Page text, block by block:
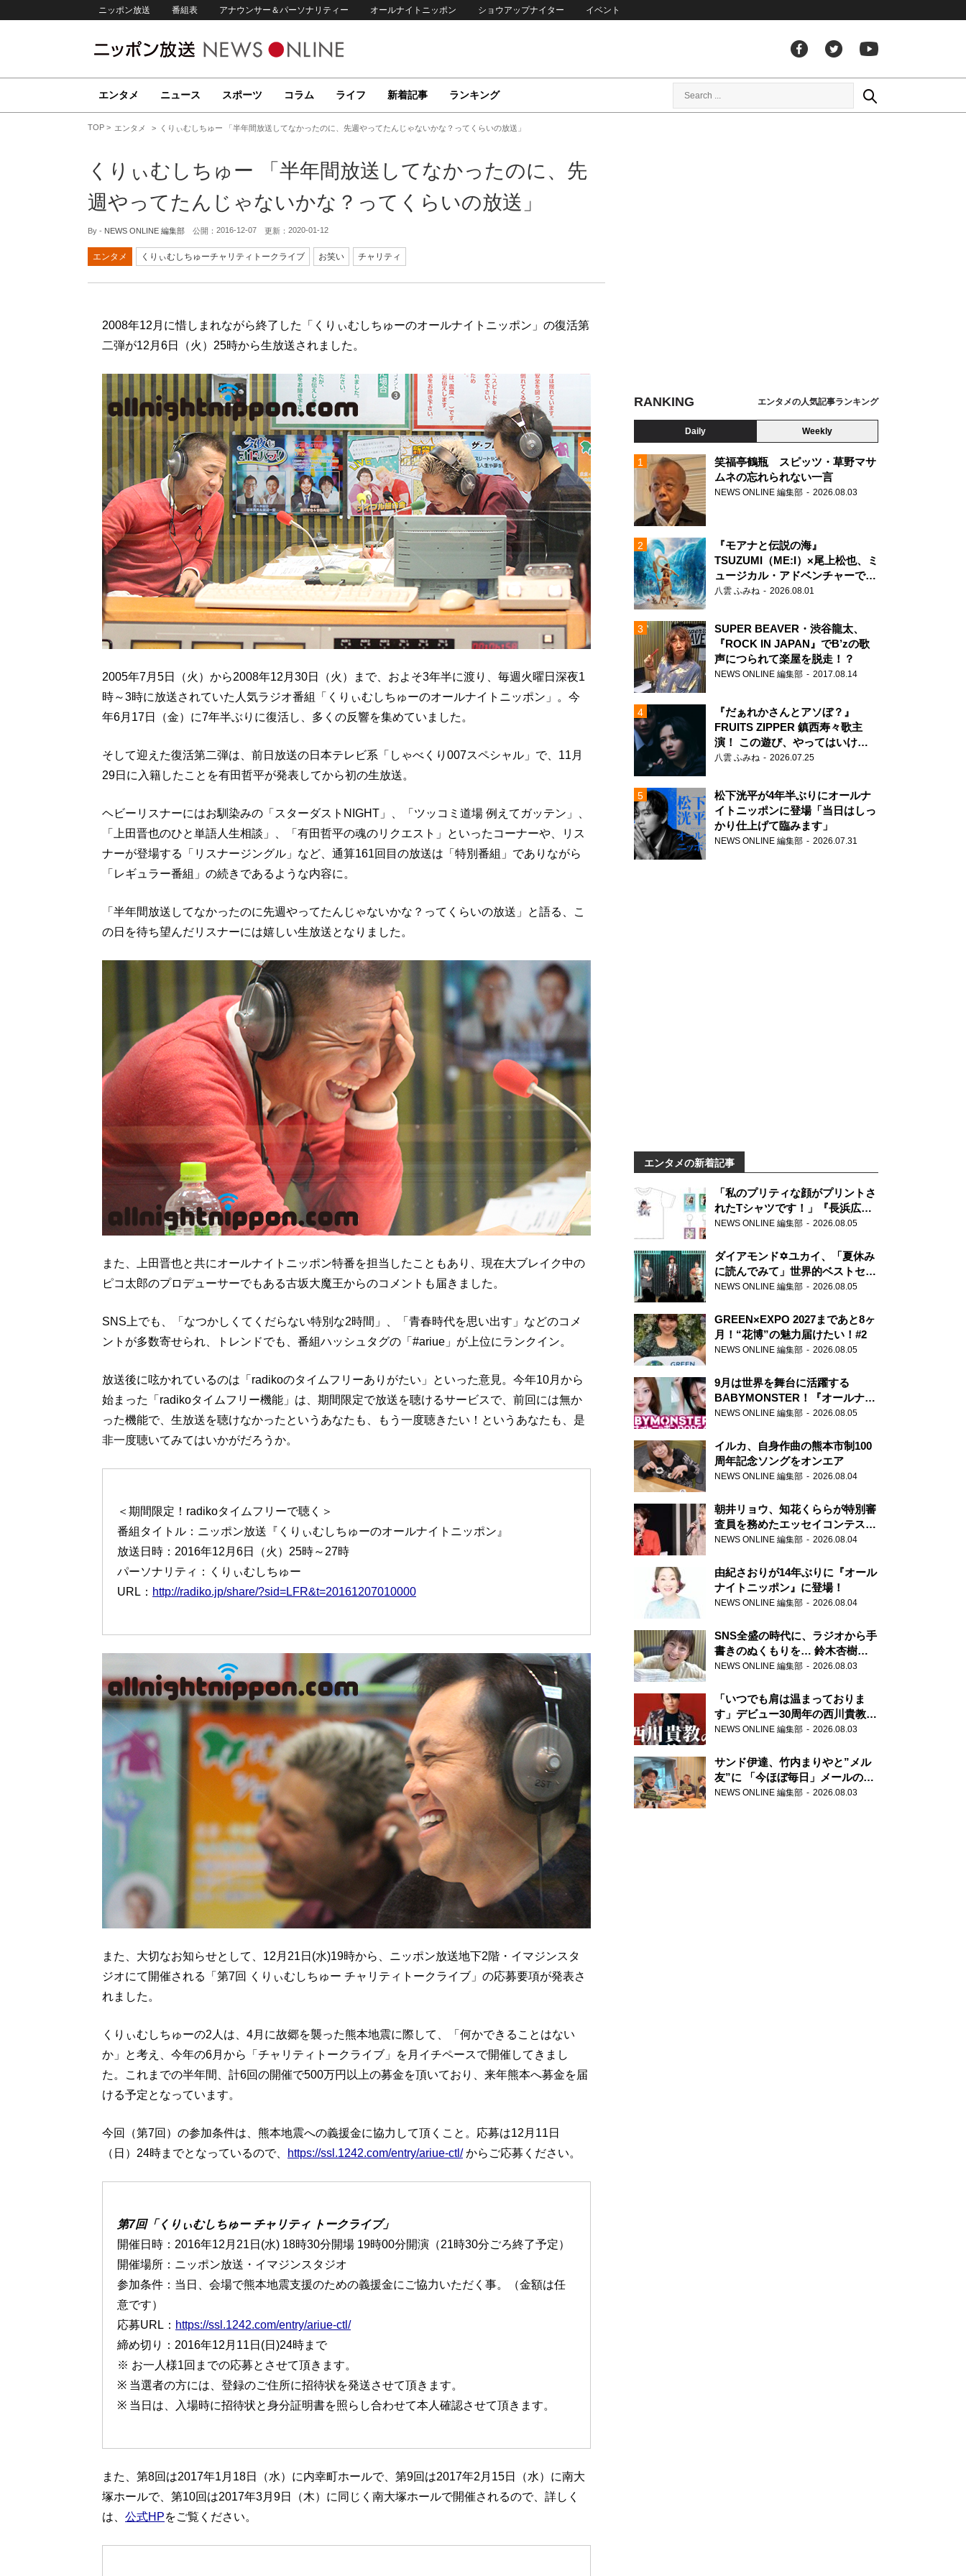
ニッポン放送 番組表 アナウンサー＆パーソナリティー オールナイトニッポン ショウアップナイター イベント
エンタメ ニュース スポーツ コラム ライフ 新着記事 ランキング
TOP エンタメ くりぃむしちゅー 「半年間放送してなかったのに、先週やってたんじゃないかな？ってくらいの放送」
くりぃむしちゅー 「半年間放送してなかったのに、先
週やってたんじゃないかな？ってくらいの放送」
By - NEWS ONLINE 編集部 公開： 2016-12-07 更新： 2020-01-12
エンタメ くりぃむしちゅーチャリティトークライブ お笑い チャリティ
2008年12月に惜しまれながら終了した「くりぃむしちゅーのオールナイトニッポン」の復活第
二弾が12月6日（火）25時から生放送されました。
2005年7月5日（火）から2008年12月30日（火）まで、およそ3年半に渡り、毎週火曜日深夜1
時～3時に放送されていた人気ラジオ番組「くりぃむしちゅーのオールナイトニッポン」。今
年6月17日（金）に7年半ぶりに復活し、多くの反響を集めていました。
そして迎えた復活第二弾は、前日放送の日本テレビ系「しゃべくり007スペシャル」で、11月
29日に入籍したことを有田哲平が発表してから初の生放送。
ヘビーリスナーにはお馴染みの「スターダストNIGHT」、「ツッコミ道場 例えてガッテン」、
「上田晋也のひと単語人生相談」、「有田哲平の魂のリクエスト」といったコーナーや、リス
ナーが登場する「リスナージングル」など、通算161回目の放送は「特別番組」でありながら
「レギュラー番組」の続きであるような内容に。
「半年間放送してなかったのに先週やってたんじゃないかな？ってくらいの放送」と語る、こ
の日を待ち望んだリスナーには嬉しい生放送となりました。
また、上田晋也と共にオールナイトニッポン特番を担当したこともあり、現在大ブレイク中の
ピコ太郎のプロデューサーでもある古坂大魔王からのコメントも届きました。
SNS上でも、「なつかしくてくだらない特別な2時間」、「青春時代を思い出す」などのコメ
ントが多数寄せられ、トレンドでも、番組ハッシュタグの「#ariue」が上位にランクイン。
放送後に呟かれているのは「radikoのタイムフリーありがたい」といった意見。今年10月から
始まった「radikoタイムフリー機能」は、期間限定で放送を聴けるサービスで、前回には無か
った機能で、生放送を聴けなかったというあなたも、もう一度聴きたい！というあなたも、是
非一度聴いてみてはいかがだろうか。
＜期間限定！radikoタイムフリーで聴く＞
番組タイトル：ニッポン放送『くりぃむしちゅーのオールナイトニッポン』
放送日時：2016年12月6日（火）25時～27時
パーソナリティ：くりぃむしちゅー
URL： http://radiko.jp/share/?sid=LFR&t=20161207010000
また、大切なお知らせとして、12月21日(水)19時から、ニッポン放送地下2階・イマジンスタ
ジオにて開催される「第7回 くりぃむしちゅー チャリティトークライブ」の応募要項が発表さ
れました。
くりぃむしちゅーの2人は、4月に故郷を襲った熊本地震に際して、「何かできることはない
か」と考え、今年の6月から「チャリティトークライブ」を月イチペースで開催してきまし
た。これまでの半年間、計6回の開催で500万円以上の募金を頂いており、来年熊本へ募金を届
ける予定となっています。
今回（第7回）の参加条件は、熊本地震への義援金に協力して頂くこと。応募は12月11日
（日）24時までとなっているので、
https://ssl.1242.com/entry/ariue-ctl/からご応募ください。
第7回「くりぃむしちゅー チャリティ トークライブ」
開催日時：2016年12月21日(水) 18時30分開場 19時00分開演（21時30分ごろ終了予定）
開催場所：ニッポン放送・イマジンスタジオ
参加条件：当日、会場で熊本地震支援のための義援金にご協力いただく事。（金額は任
意です）
応募URL： https://ssl.1242.com/entry/ariue-ctl/
締め切り：2016年12月11日(日)24時まで
※ お一人様1回までの応募とさせて頂きます。
※ 当選者の方には、登録のご住所に招待状を発送させて頂きます。
※ 当日は、入場時に招待状と身分証明書を照らし合わせて本人確認させて頂きます。
また、第8回は2017年1月18日（水）に内幸町ホールで、第9回は2017年2月15日（水）に南大
塚ホールで、第10回は2017年3月9日（木）に同じく南大塚ホールで開催されるので、詳しく
は、 公式HPをご覧ください。
RANKING エンタメの人気記事ランキング
Daily Weekly
笑福亭鶴瓶 スピッツ・草野マサ
ムネの忘れられない一言
NEWS ONLINE 編集部 2026.08.03
『モアナと伝説の海』
TSUZUMI（ME:I）×尾上松也、ミ
ュージカル・アドベンチャーで美
声を響かせる
八雲 ふみね 2026.08.01
SUPER BEAVER・渋谷龍太、
『ROCK IN JAPAN』でB’zの歌
声につられて楽屋を脱走！？
NEWS ONLINE 編集部 2017.08.14
『だぁれかさんとアソぼ？』
FRUITS ZIPPER 鎮西寿々歌主
演！ この遊び、やってはいけま
せん。
八雲 ふみね 2026.07.25
松下洸平が4年半ぶりにオールナ
イトニッポンに登場「当日はしっ
かり仕上げて臨みます」
NEWS ONLINE 編集部 2026.07.31
エンタメの新着記事
「私のプリティな顔がプリントさ
れたTシャツです！」『長浜広奈
天下無双』初の番組グッズ発売
NEWS ONLINE 編集部 2026.08.05
ダイアモンド✡ユカイ、「夏休み
に読んでみて」世界的ベストセラ
ー『アナスタシア』を紹介
NEWS ONLINE 編集部 2026.08.05
GREEN×EXPO 2027まであと8ヶ
月！“花博”の魅力届けたい！#2
NEWS ONLINE 編集部 2026.08.05
9月は世界を舞台に活躍する
BABYMONSTER！『オールナイ
トニッポンPODCAST』月替わり
NEWS ONLINE 編集部 2026.08.05
イルカ、自身作曲の熊本市制100
周年記念ソングをオンエア
NEWS ONLINE 編集部 2026.08.04
朝井リョウ、知花くららが特別審
査員を務めたエッセイコンテスト
の特別番組「#いまあなたに伝え
NEWS ONLINE 編集部 2026.08.04
由紀さおりが14年ぶりに『オール
ナイトニッポン』に登場！
NEWS ONLINE 編集部 2026.08.04
SNS全盛の時代に、ラジオから手
書きのぬくもりを… 鈴木杏樹の
直筆はがきが届く！
郵便局
NEWS ONLINE 編集部 2026.08.03
「いつでも肩は温まっておりま
す」デビュー30周年の西川貴教が
『オールナイトニッポン』に登
NEWS ONLINE 編集部 2026.08.03
サンド伊達、竹内まりやと”メル
友”に 「今ほぼ毎日」メールのや
り取り明かす
NEWS ONLINE 編集部 2026.08.03